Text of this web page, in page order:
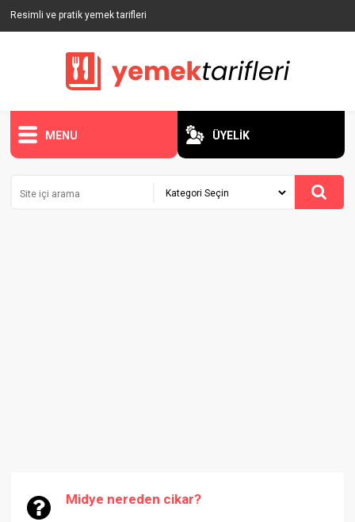
Resimli ve pratik yemek tarifleri
MENU ÜYELİK
Midye nereden cikar?